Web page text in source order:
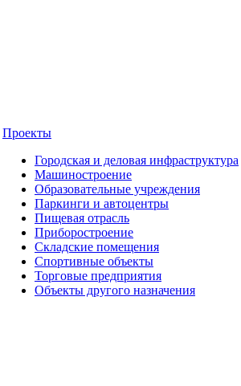
Проекты
Городская и деловая инфраструктура
Машиностроение
Образовательные учреждения
Паркинги и автоцентры
Пищевая отрасль
Приборостроение
Складские помещения
Спортивные объекты
Торговые предприятия
Объекты другого назначения